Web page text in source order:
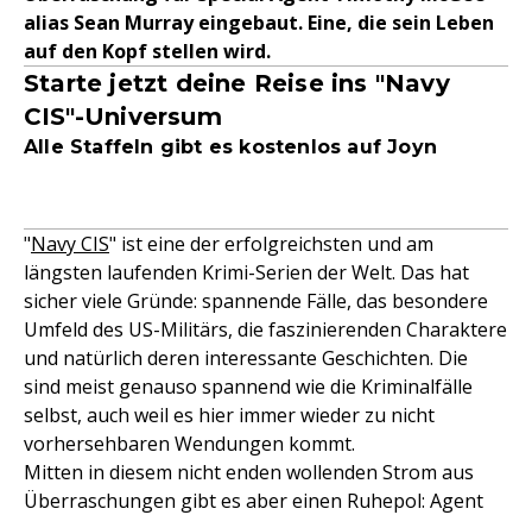
alias Sean Murray eingebaut. Eine, die sein Leben
auf den Kopf stellen wird.
Starte jetzt deine Reise ins "Navy
CIS"-Universum
Alle Staffeln gibt es kostenlos auf Joyn
"Navy CIS" ist eine der erfolgreichsten und am
längsten laufenden Krimi-Serien der Welt. Das hat
sicher viele Gründe: spannende Fälle, das besondere
Umfeld des US-Militärs, die faszinierenden Charaktere
und natürlich deren interessante Geschichten. Die
sind meist genauso spannend wie die Kriminalfälle
selbst, auch weil es hier immer wieder zu nicht
vorhersehbaren Wendungen kommt.
Mitten in diesem nicht enden wollenden Strom aus
Überraschungen gibt es aber einen Ruhepol: Agent